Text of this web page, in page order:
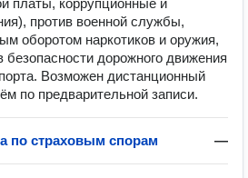
платы, коррупционные и
против военной службы,
оборотом наркотиков и оружия,
безопасности дорожного движения
Возможен дистанционный
по предварительной записи.
по страховым спорам —